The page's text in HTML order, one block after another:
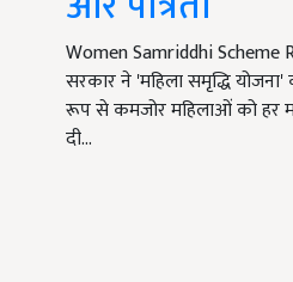
Women Samriddhi Scheme
सरकार ने 'महिला समृद्धि
रूप से कमजोर महिलाओं को हर
दी…